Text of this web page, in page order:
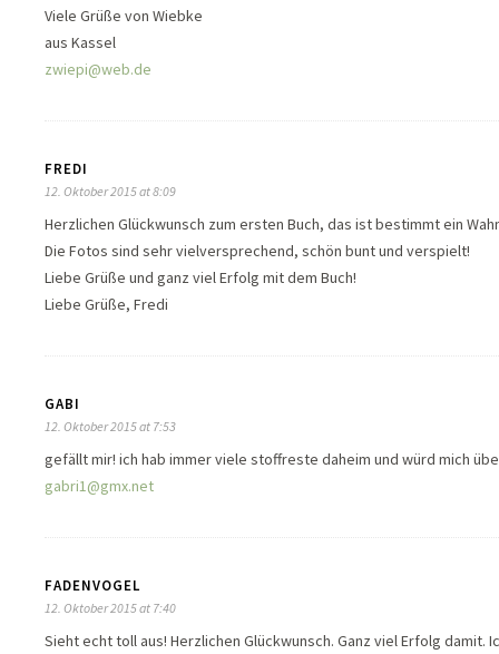
Viele Grüße von Wiebke
aus Kassel
zwiepi@web.de
FREDI
12. Oktober 2015 at 8:09
Herzlichen Glückwunsch zum ersten Buch, das ist bestimmt ein
Die Fotos sind sehr vielversprechend, schön bunt und verspielt!
Liebe Grüße und ganz viel Erfolg mit dem Buch!
Liebe Grüße, Fredi
GABI
12. Oktober 2015 at 7:53
gefällt mir! ich hab immer viele stoffreste daheim und würd mich
gabri1@gmx.net
FADENVOGEL
12. Oktober 2015 at 7:40
Sieht echt toll aus! Herzlichen Glückwunsch. Ganz viel Erfolg damit.